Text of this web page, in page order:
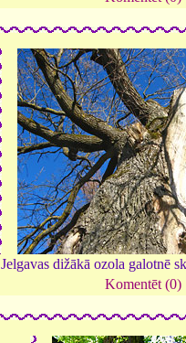
Jelgavas dižākā ozola galotnē
Komentēt (0)